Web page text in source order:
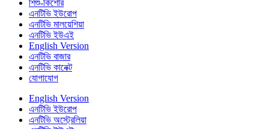
শিশু-কিশোর
এনটিভি ইউরোপ
এনটিভি মালয়েশিয়া
এনটিভি ইউএই
English Version
এনটিভি বাজার
এনটিভি কানেক্ট
যোগাযোগ
English Version
এনটিভি ইউরোপ
এনটিভি অস্ট্রেলিয়া